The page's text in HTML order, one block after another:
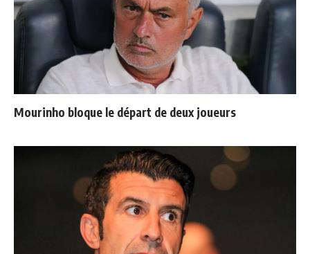
Mourinho bloque le départ de deux joueurs